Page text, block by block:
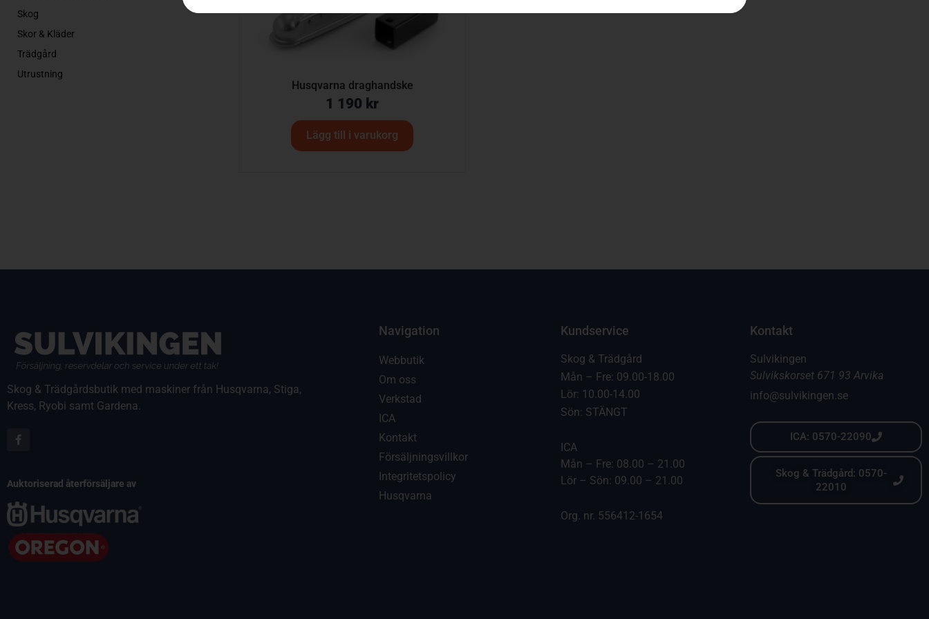
Skog
Skor & Kläder
Trädgård
Utrustning
Husqvarna draghandske
1 190 kr
Lägg till i varukorg
Skog & Trädgårdsbutik med maskiner från Husqvarna, Stiga,
Kress, Ryobi samt Gardena.
Auktoriserad återförsäljare av
Navigation
Webbutik
Om oss
Verkstad
ICA
Kontakt
Försäljningsvillkor
Integritetspolicy
Husqvarna
Kundservice
Skog & Trädgård
Mån – Fre: 09.00-18.00
Lör: 10.00-14.00
Sön: STÄNGT
ICA
Mån – Fre: 08.00 – 21.00
Lör – Sön: 09.00 – 21.00
Org. nr. 556412-1654
Kontakt
Sulvikingen
Sulvikskorset 671 93 Arvika
info@sulvikingen.se
ICA: 0570-22090
Skog & Trädgård: 0570-
22010